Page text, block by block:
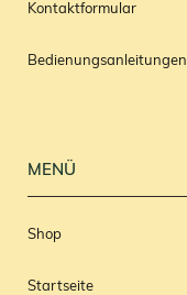
Kontaktformular
Bedienungsanleitungen
MENÜ
Shop
Startseite